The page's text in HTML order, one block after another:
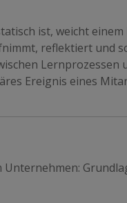
ist, weicht
reflektiert und
Lernprozessen
Ereignis eines
Unternehmen: